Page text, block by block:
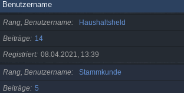
Benutzername
Rang, Benutzername
Haushaltsheld
Beiträge
14
Registriert 08.04.2021, 13:39
Rang, Benutzername
Stammkunde
Beiträge 5